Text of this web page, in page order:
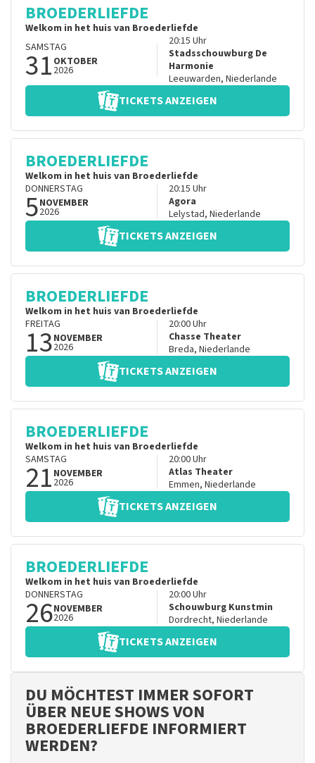
BROEDERLIEFDE
Welkom in het huis van Broederliefde
SAMSTAG
31 OKTOBER
2026
20:15 Uhr
Stadsschouwburg De
Harmonie
Leeuwarden, Niederlande
TICKETS ANZEIGEN
BROEDERLIEFDE
Welkom in het huis van Broederliefde
DONNERSTAG
5NOVEMBER
2026
20:15 Uhr
Agora
Lelystad, Niederlande
TICKETS ANZEIGEN
BROEDERLIEFDE
Welkom in het huis van Broederliefde
FREITAG
13NOVEMBER
2026
20:00Uhr
Chasse Theater
Breda, Niederlande
TICKETS ANZEIGEN
BROEDERLIEFDE
Welkom in het huis van Broederliefde
SAMSTAG
21 NOVEMBER
2026
20:00Uhr
Atlas Theater
Emmen, Niederlande
TICKETS ANZEIGEN
BROEDERLIEFDE
Welkom in het huis van Broederliefde
DONNERSTAG
26NOVEMBER
2026
20:00Uhr
Schouwburg Kunstmin
Dordrecht, Niederlande
TICKETS ANZEIGEN
DU MÖCHTEST IMMER SOFORT
ÜBER NEUE SHOWS VON
BROEDERLIEFDE INFORMIERT
WERDEN?